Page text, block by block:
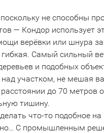
не способны
— Кондор использует
верёвки или шнура
Самый сильный
и подобных
над участком, не
до 70 метров
тишину.
что-то подобное
С промышленным